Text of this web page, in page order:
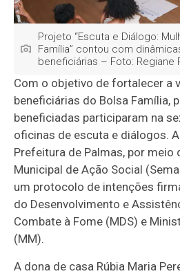
Projeto “Escuta e Diálogo:
Família” contou com
beneficiárias – Foto: Regiane
Com o objetivo de fortalecer a
beneficiárias do Bolsa Família,
beneficiadas participaram na
oficinas de escuta e diálogos.
Prefeitura de Palmas, por meio
Municipal de Ação Social
um protocolo de intenções
do Desenvolvimento e
Combate à Fome (MDS) e
(MM).
A dona de casa Rúbia Maria